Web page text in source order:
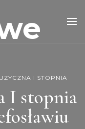
I STOPNIA
I stopnia